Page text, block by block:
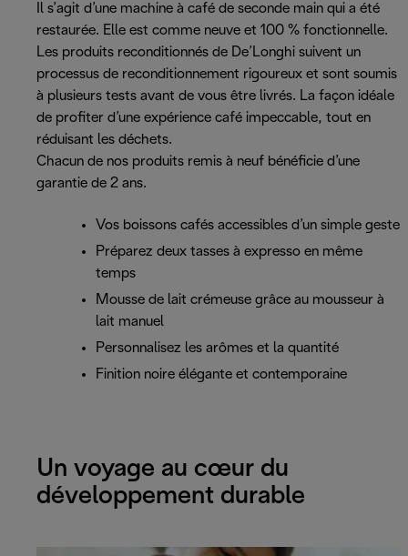
Il s’agit d’une machine à café de seconde main qui a été
restaurée. Elle est comme neuve et 100 % fonctionnelle.
Les produits reconditionnés de De’Longhi suivent un
processus de reconditionnement rigoureux et sont soumis
à plusieurs tests avant de vous être livrés. La façon idéale
de profiter d’une expérience café impeccable, tout en
réduisant les déchets.
Chacun de nos produits remis à neuf bénéficie d’une
garantie de 2 ans.
Vos boissons cafés accessibles d’un simple geste
Préparez deux tasses à expresso en même
temps
Mousse de lait crémeuse grâce au mousseur à
lait manuel
Personnalisez les arômes et la quantité
Finition noire élégante et contemporaine
Un voyage au cœur du
développement durable